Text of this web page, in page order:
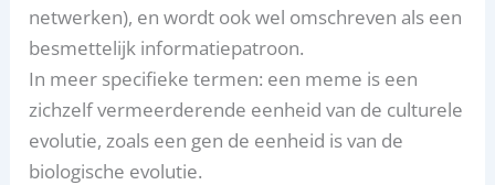
netwerken), en wordt ook wel omschreven als een
besmettelijk informatiepatroon.
In meer specifieke termen: een meme is een
zichzelf vermeerderende eenheid van de culturele
evolutie, zoals een gen de eenheid is van de
biologische evolutie.